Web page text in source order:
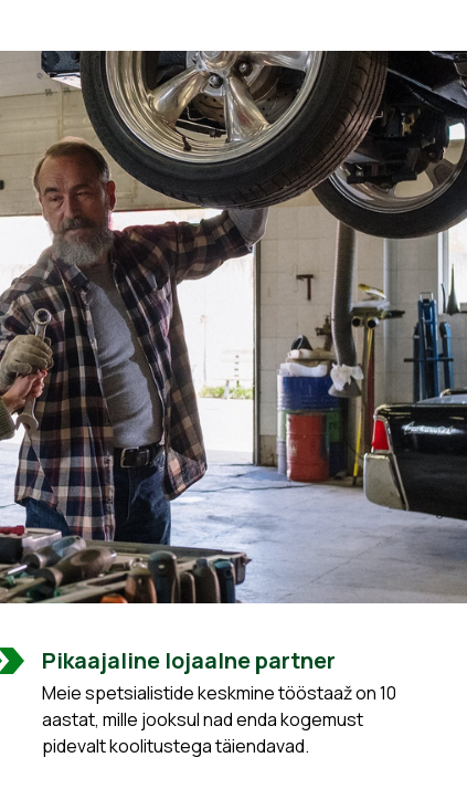
Pikaajaline lojaalne partner
Meie spetsialistide keskmine tööstaaž on 10
aastat, mille jooksul nad enda kogemust
pidevalt koolitustega täiendavad.